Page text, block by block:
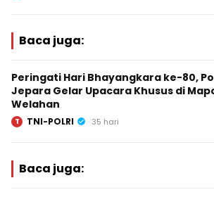
Baca juga:
Peringati Hari Bhayangkara ke-80,
Jepara Gelar Upacara Khusus di
Welahan
T TNI-POLRI 35 hari
Baca juga: